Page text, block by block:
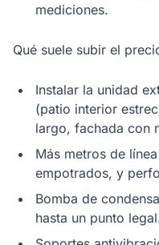
mediciones.
Qué suele subir el
Instalar la unidad
(patio interior
largo, fachada con
Más metros de
empotrados, y
Bomba de
hasta un punto